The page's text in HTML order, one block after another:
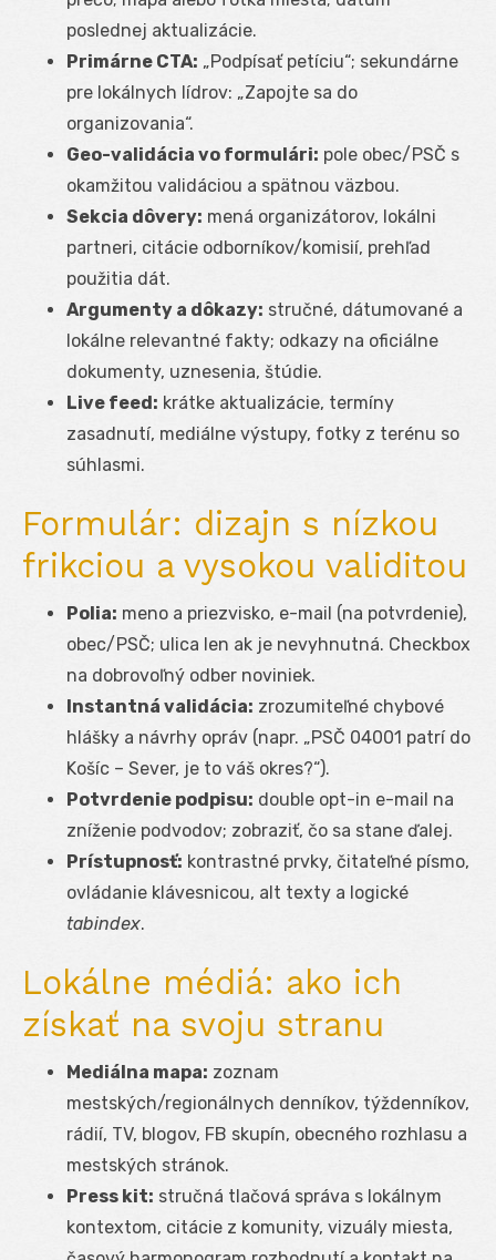
poslednej aktualizácie.
Primárne CTA: „Podpísať petíciu“; sekundárne
pre lokálnych lídrov: „Zapojte sa do
organizovania“.
Geo-validácia vo formulári: pole obec/PSČ s
okamžitou validáciou a spätnou väzbou.
Sekcia dôvery: mená organizátorov, lokálni
partneri, citácie odborníkov/komisií, prehľad
použitia dát.
Argumenty a dôkazy: stručné, dátumované a
lokálne relevantné fakty; odkazy na oficiálne
dokumenty, uznesenia, štúdie.
Live feed: krátke aktualizácie, termíny
zasadnutí, mediálne výstupy, fotky z terénu so
súhlasmi.
Formulár: dizajn s nízkou
frikciou a vysokou validitou
Polia: meno a priezvisko, e-mail (na potvrdenie),
obec/PSČ; ulica len ak je nevyhnutná. Checkbox
na dobrovoľný odber noviniek.
Instantná validácia: zrozumiteľné chybové
hlášky a návrhy opráv (napr. „PSČ 04001 patrí do
Košíc – Sever, je to váš okres?“).
Potvrdenie podpisu: double opt-in e-mail na
zníženie podvodov; zobraziť, čo sa stane ďalej.
Prístupnosť: kontrastné prvky, čitateľné písmo,
ovládanie klávesnicou, alt texty a logické
tabindex.
Lokálne médiá: ako ich
získať na svoju stranu
Mediálna mapa: zoznam
mestských/regionálnych denníkov, týždenníkov,
rádií, TV, blogov, FB skupín, obecného rozhlasu a
mestských stránok.
Press kit: stručná tlačová správa s lokálnym
kontextom, citácie z komunity, vizuály miesta,